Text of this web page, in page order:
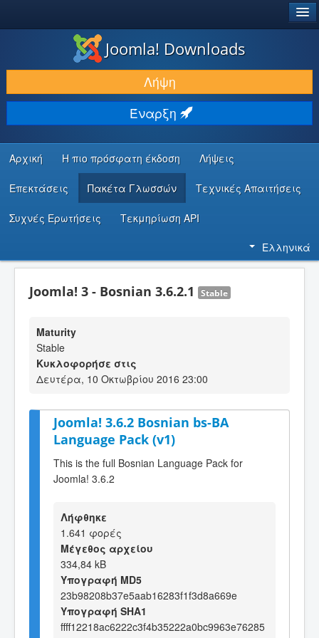
ΛΉΨΕΙΣ & ΕΠΕΚΤΆΣΕΙΣ
ΕΎΡΕΣΗ & ΜΆΘΗΣΗ
ΚΟΙΝΌΤΗΤΑ & ΥΠΟΣΤΉΡΙΞΗ
ΠΌΡΟΙ ΠΡΟΓΡΑΜΜΑΤΙΣΤΏΝ
Joomla! Downloads
Λήψη
Έναρξη
Αρχική Η πιο πρόσφατη έκδοση Λήψεις
Επεκτάσεις Πακέτα Γλωσσών Τεχνικές Απαιτήσεις
Συχνές Ερωτήσεις Τεκμηρίωση API
Ελληνικά
Joomla! 3 - Bosnian 3.6.2.1 Stable
Maturity
Stable
Κυκλοφορήσε στις
Δευτέρα, 10 Οκτωβρίου 2016 23:00
Joomla! 3.6.2 Bosnian bs-BA
Language Pack (v1)
This is the full Bosnian Language Pack for
Joomla! 3.6.2
Λήφθηκε
1.641 φορές
Μέγεθος αρχείου
334,84 kB
Υπογραφή MD5
23b98208b37e5aab16283f1f3d8a669e
Υπογραφή SHA1
ffff12218ac6222c3f4b35222a0bc9963e76285